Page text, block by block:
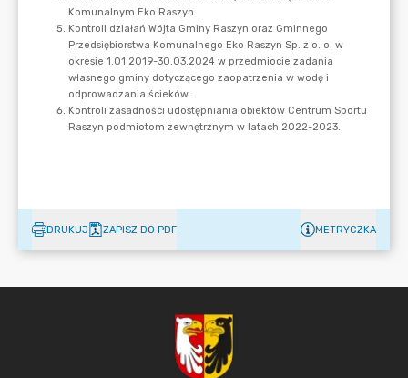
DRUKUJ ZAPISZ DO PDF METRYCZKA